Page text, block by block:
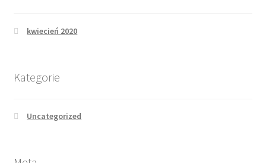
kwiecień 2020
Kategorie
Uncategorized